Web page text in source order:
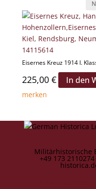
Eisernes Kreuz 1914 I.
225,00 € In den
merken
Militärhistorische
+49 173 2110274